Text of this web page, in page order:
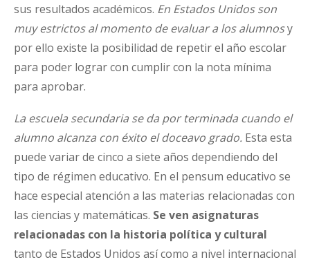
sus resultados académicos. En Estados Unidos son
muy estrictos al momento de evaluar a los alumnosy
por ello existe la posibilidad de repetir el año escolar
para poder lograr con cumplir con la nota mínima
para aprobar.
La escuela secundaria se da por terminada cuando el
alumno alcanza con éxito el doceavo grado. Esta esta
puede variar de cinco a siete años dependiendo del
tipo de régimen educativo. En el pensum educativo se
hace especial atención a las materias relacionadas con
las ciencias y matemáticas. Se ven asignaturas
relacionadas con la historia política y cultural
tanto de Estados Unidos así como a nivel internacional